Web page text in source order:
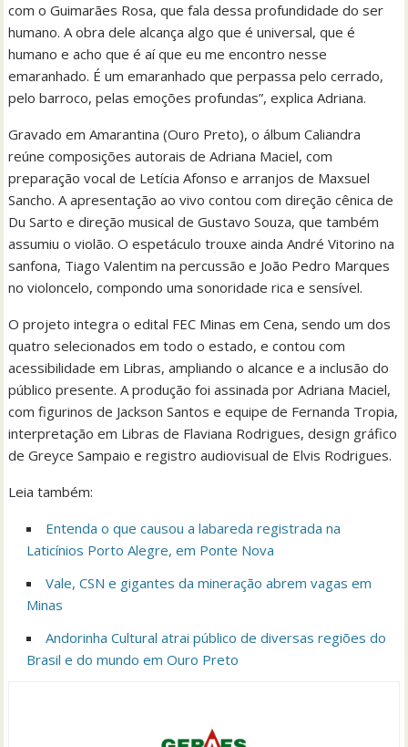
com o Guimarães Rosa, que fala dessa profundidade do ser
humano. A obra dele alcança algo que é universal, que é
humano e acho que é aí que eu me encontro nesse
emaranhado. É um emaranhado que perpassa pelo cerrado,
pelo barroco, pelas emoções profundas”, explica Adriana.
Gravado em Amarantina (Ouro Preto), o álbum Caliandra
reúne composições autorais de Adriana Maciel, com
preparação vocal de Letícia Afonso e arranjos de Maxsuel
Sancho. A apresentação ao vivo contou com direção cênica de
Du Sarto e direção musical de Gustavo Souza, que também
assumiu o violão. O espetáculo trouxe ainda André Vitorino na
sanfona, Tiago Valentim na percussão e João Pedro Marques
no violoncelo, compondo uma sonoridade rica e sensível.
O projeto integra o edital FEC Minas em Cena, sendo um dos
quatro selecionados em todo o estado, e contou com
acessibilidade em Libras, ampliando o alcance e a inclusão do
público presente. A produção foi assinada por Adriana Maciel,
com figurinos de Jackson Santos e equipe de Fernanda Tropia,
interpretação em Libras de Flaviana Rodrigues, design gráfico
de Greyce Sampaio e registro audiovisual de Elvis Rodrigues.
Leia também:
Entenda o que causou a labareda registrada na
Laticínios Porto Alegre, em Ponte Nova
Vale, CSN e gigantes da mineração abrem vagas em
Minas
Andorinha Cultural atrai público de diversas regiões do
Brasil e do mundo em Ouro Preto